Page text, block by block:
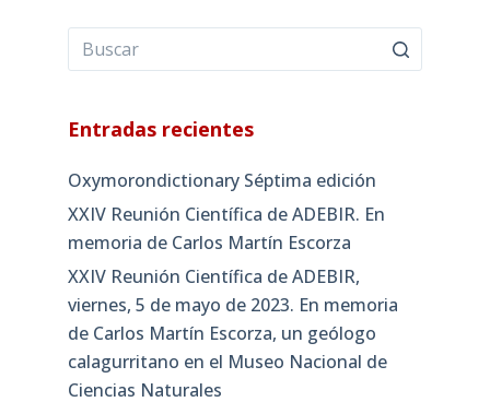
Entradas recientes
Oxymorondictionary Séptima edición
XXIV Reunión Científica de ADEBIR. En
memoria de Carlos Martín Escorza
XXIV Reunión Científica de ADEBIR,
viernes, 5 de mayo de 2023. En memoria
de Carlos Martín Escorza, un geólogo
calagurritano en el Museo Nacional de
Ciencias Naturales